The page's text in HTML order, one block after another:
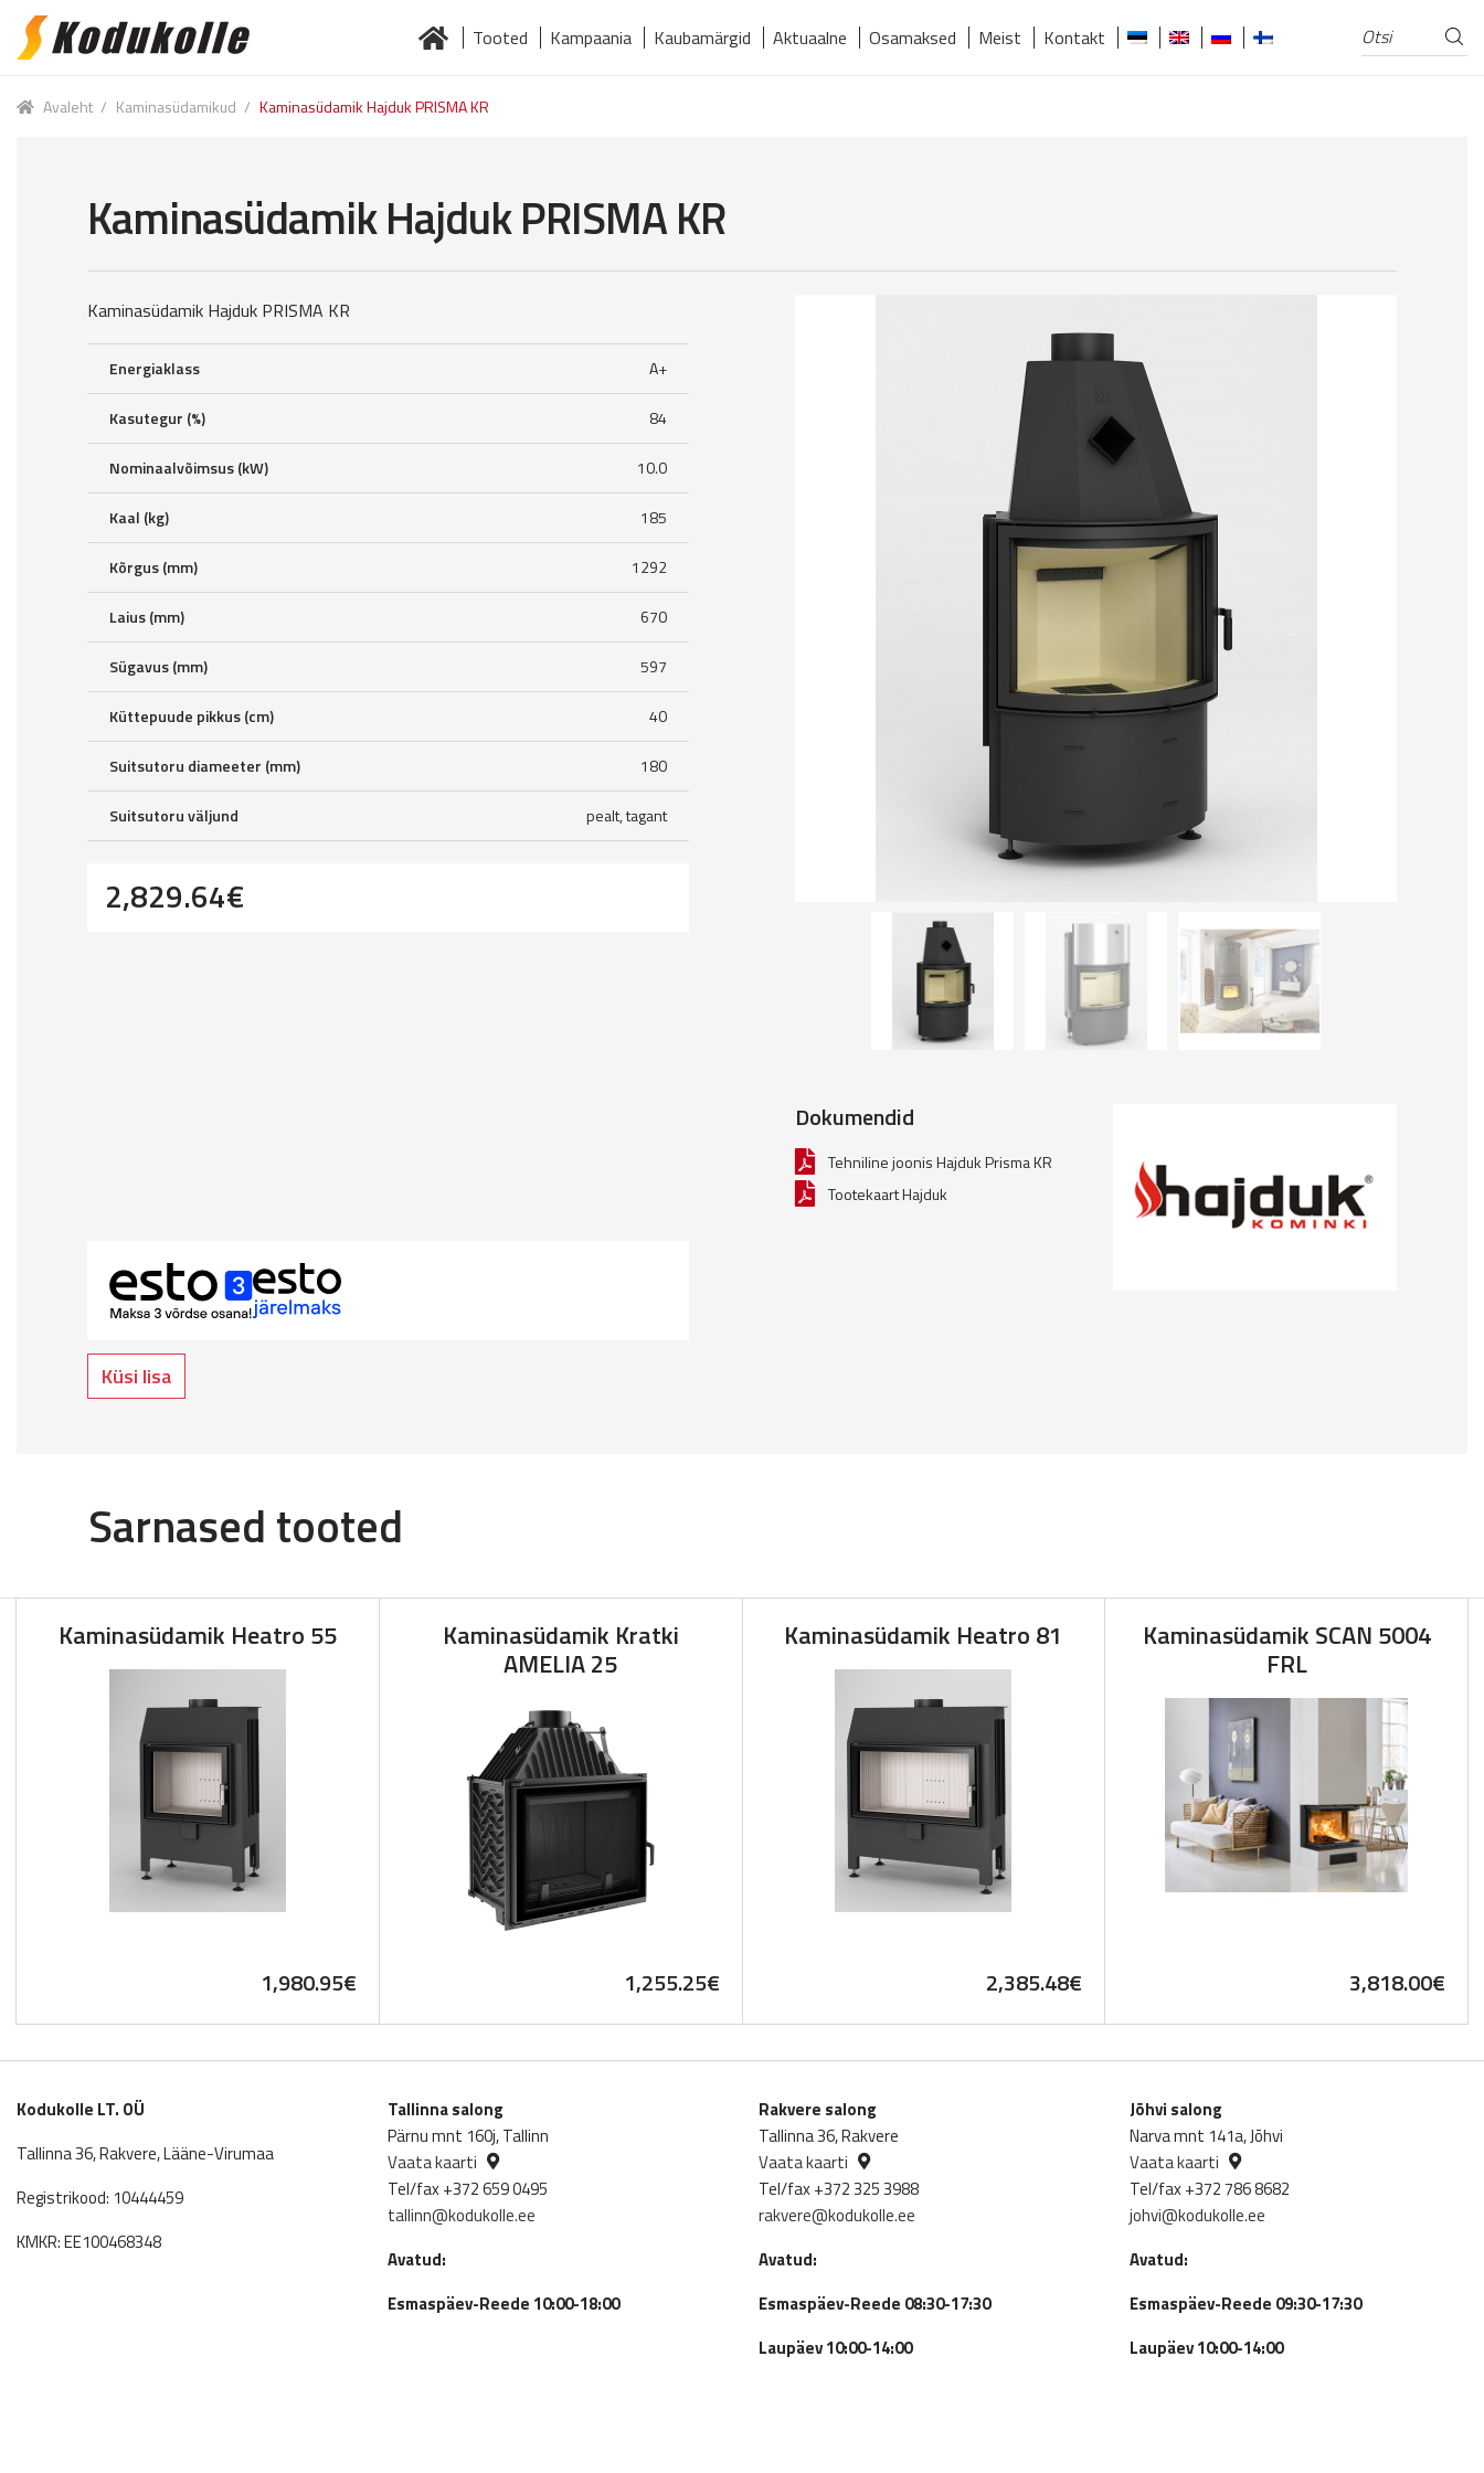
Skip
navigation
Skip
content
Tooted Kampaania Kaubamärgid Aktuaalne Osamaksed Meist Kontakt Otsi:
Avaleht / Kaminasüdamikud / Kaminasüdamik Hajduk PRISMA KR
Kaminasüdamik Hajduk PRISMA KR
Kaminasüdamik Hajduk PRISMA KR
Energiaklass A+
Kasutegur (%) 84
Nominaalvõimsus (kW) 10.0
Kaal (kg) 185
Kõrgus (mm) 1292
Laius (mm) 670
Sügavus (mm) 597
Küttepuude pikkus (cm) 40
Suitsutoru diameeter (mm) 180
Suitsutoru väljund pealt, tagant
2,829.64€
Küsi lisa
Dokumendid
Tehniline joonis Hajduk Prisma KR
Tootekaart Hajduk
Sarnased tooted
Kaminasüdamik Heatro 55
1,980.95€
Kaminasüdamik Kratki
AMELIA 25
1,255.25€
Kaminasüdamik Heatro 81
2,385.48€
Kaminasüdamik SCAN 5004
FRL
3,818.00€
Kodukolle LT. OÜ
Tallinna 36, Rakvere, Lääne-Virumaa
Registrikood: 10444459
KMKR: EE100468348
Tallinna salong
Pärnu mnt 160j, Tallinn
Vaata kaarti
Tel/fax +372 659 0495
tallinn@kodukolle.ee
Avatud:
Esmaspäev-Reede 10:00-18:00
Rakvere salong
Tallinna 36, Rakvere
Vaata kaarti
Tel/fax +372 325 3988
rakvere@kodukolle.ee
Avatud:
Esmaspäev-Reede 08:30-17:30
Laupäev 10:00-14:00
Jõhvi salong
Narva mnt 141a, Jõhvi
Vaata kaarti
Tel/fax +372 786 8682
johvi@kodukolle.ee
Avatud:
Esmaspäev-Reede 09:30-17:30
Laupäev 10:00-14:00